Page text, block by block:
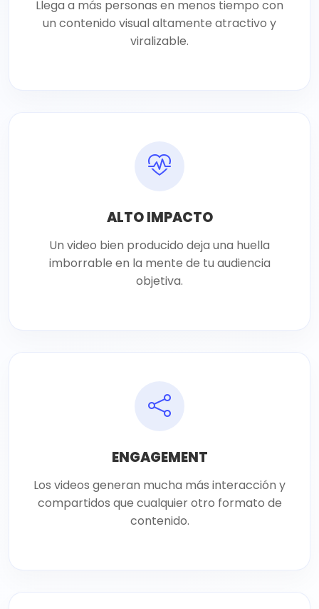
Llega a más personas en menos tiempo con
un contenido visual altamente atractivo y
viralizable.
ALTO IMPACTO
Un video bien producido deja una huella
imborrable en la mente de tu audiencia
objetiva.
ENGAGEMENT
Los videos generan mucha más interacción y
compartidos que cualquier otro formato de
contenido.